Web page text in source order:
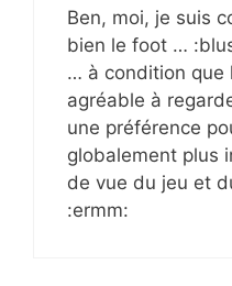
Ben, moi, je suis
bien le foot …
… à condition que
agréable à
une préférence
globalement plus
de vue du jeu et
:ermm: